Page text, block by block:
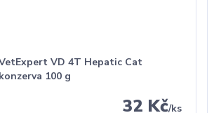
VD 4T Hepatic Cat
konzerva 100 g
32 Kč/ks